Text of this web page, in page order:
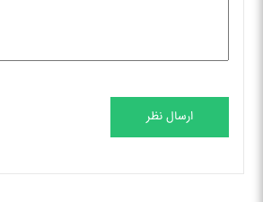
ارسال نظر